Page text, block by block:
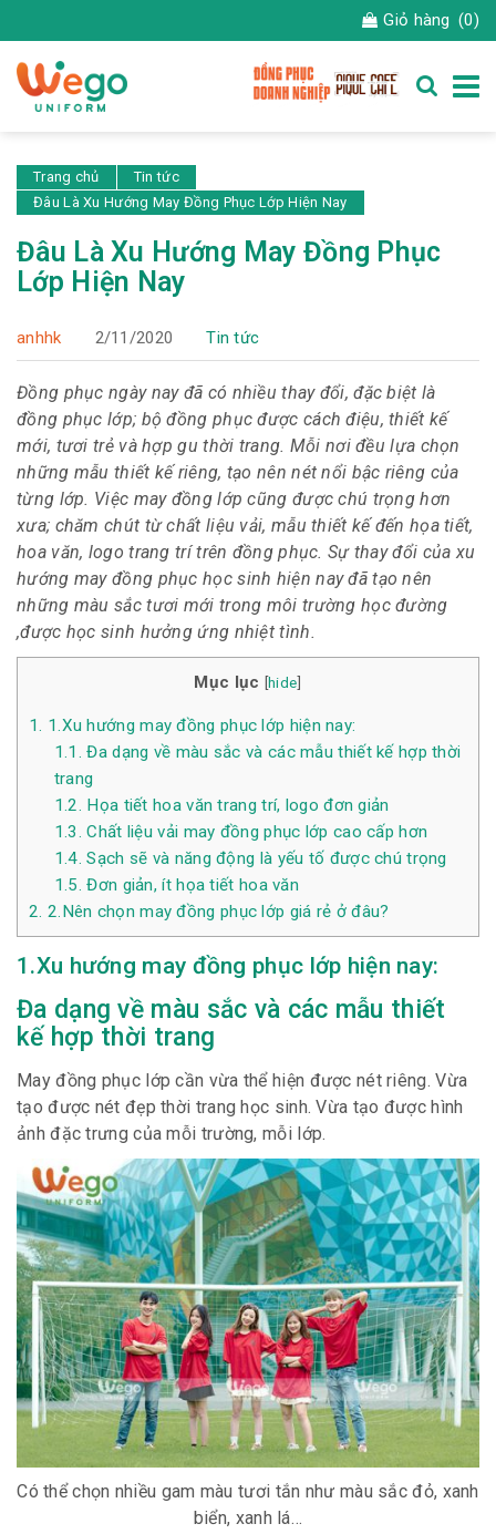
Giỏ hàng (0)
Trang chủ
Tin tức
Đâu Là Xu Hướng May Đồng Phục Lớp Hiện Nay
Đâu Là Xu Hướng May Đồng Phục
Lớp Hiện Nay
anhhk 2/11/2020 Tin tức
Đồng phục ngày nay đã có nhiều thay đổi, đặc biệt là
đồng phục lớp; bộ đồng phục được cách điệu, thiết kế
mới, tươi trẻ và hợp gu thời trang. Mỗi nơi đều lựa chọn
những mẫu thiết kế riêng, tạo nên nét nổi bậc riêng của
từng lớp. Việc may đồng lớp cũng được chú trọng hơn
xưa; chăm chút từ chất liệu vải, mẫu thiết kế đến họa tiết,
hoa văn, logo trang trí trên đồng phục. Sự thay đổi của xu
hướng may đồng phục học sinh hiện nay đã tạo nên
những màu sắc tươi mới trong môi trường học đường
,được học sinh hưởng ứng nhiệt tình.
Mục lục [hide]
1. 1.Xu hướng may đồng phục lớp hiện nay:
1.1. Đa dạng về màu sắc và các mẫu thiết kế hợp thời
trang
1.2. Họa tiết hoa văn trang trí, logo đơn giản
1.3. Chất liệu vải may đồng phục lớp cao cấp hơn
1.4. Sạch sẽ và năng động là yếu tố được chú trọng
1.5. Đơn giản, ít họa tiết hoa văn
2. 2.Nên chọn may đồng phục lớp giá rẻ ở đâu?
1.Xu hướng may đồng phục lớp hiện nay:
Đa dạng về màu sắc và các mẫu thiết
kế hợp thời trang
May đồng phục lớp cần vừa thể hiện được nét riêng. Vừa
tạo được nét đẹp thời trang học sinh. Vừa tạo được hình
ảnh đặc trưng của mỗi trường, mỗi lớp.
Có thể chọn nhiều gam màu tươi tắn như màu sắc đỏ, xanh
biển, xanh lá…